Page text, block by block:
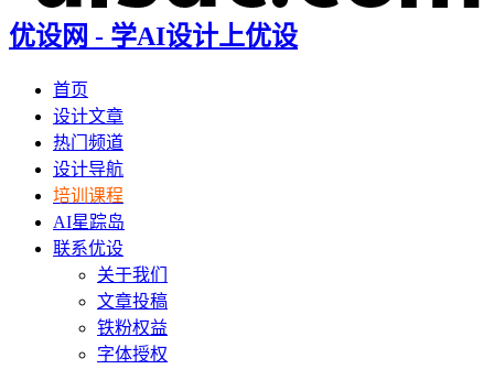
优设网 - 学AI设计上优设
首页
设计文章
热门频道
设计导航
培训课程
AI星踪岛
联系优设
关于我们
文章投稿
铁粉权益
字体授权